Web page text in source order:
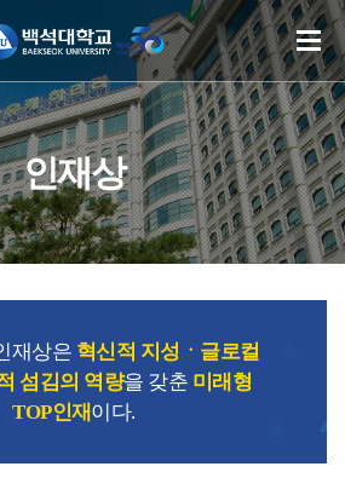
인재상
재상은 혁신적 지성ㆍ글로컬
섬김의 역량을 갖춘 미래형
TOP인재이다.